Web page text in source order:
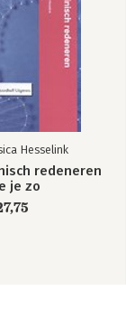
Hesselink
redeneren
je zo